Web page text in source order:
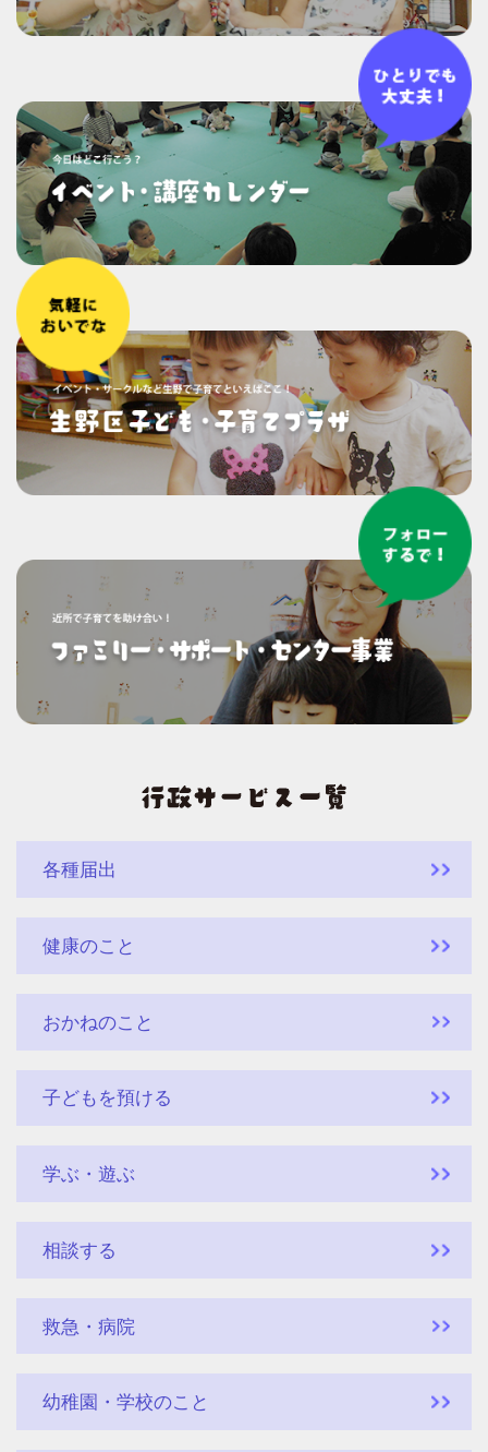
各種届出
健康のこと
おかねのこと
子どもを預ける
学ぶ・遊ぶ
相談する
救急・病院
幼稚園・学校のこと